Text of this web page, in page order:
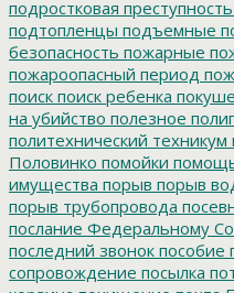
подростковая преступность
подтопленцы подъемные
безопасность пожарные
пожароопасный период
поиск поиск ребенка
на убийство полезное
политехнический техникум
Половинко помойки
имущества порыв порыв
порыв трубопровода
послание Федеральному
последний звонок пособие
сопровождение посылка